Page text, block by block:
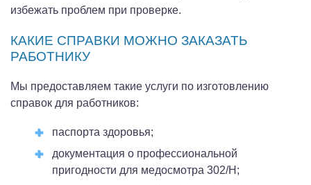
избежать проблем при проверке.
КАКИЕ СПРАВКИ МОЖНО ЗАКАЗАТЬ
РАБОТНИКУ
Мы предоставляем такие услуги по изготовлению
справок для работников:
паспорта здоровья;
документация о профессиональной
пригодности для медосмотра 302/Н;